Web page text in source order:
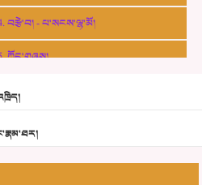
བརྩེ་བ། - པ་སངས་ལྷ་མོ།
ཀོང་གཞས།
ཆོལ་གསུམ་བྲོ་གཞས། - སྒྲོན་གསལ།